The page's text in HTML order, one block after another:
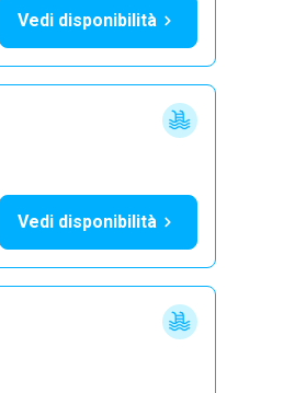
Vedi disponibilità
Vedi disponibilità